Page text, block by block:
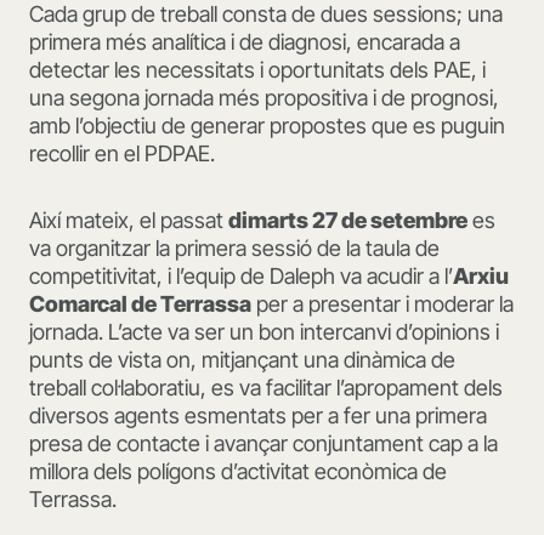
Cada grup de treball consta de dues sessions; una
primera més analítica i de diagnosi, encarada a
detectar les necessitats i oportunitats dels PAE, i
una segona jornada més propositiva i de prognosi,
amb l’objectiu de generar propostes que es puguin
recollir en el PDPAE.
Així mateix, el passatdimarts 27 de setembrees
va organitzar la primera sessió de la taula de
competitivitat, i l’equip de Daleph va acudir a l’Arxiu
Comarcal de Terrassa per a presentar i moderar la
jornada. L’acte va ser un bon intercanvi d’opinions i
punts de vista on, mitjançant una dinàmica de
treball col·laboratiu, es va facilitar l’apropament dels
diversos agents esmentats per a fer una primera
presa de contacte i avançar conjuntament cap a la
millora dels polígons d’activitat econòmica de
Terrassa.